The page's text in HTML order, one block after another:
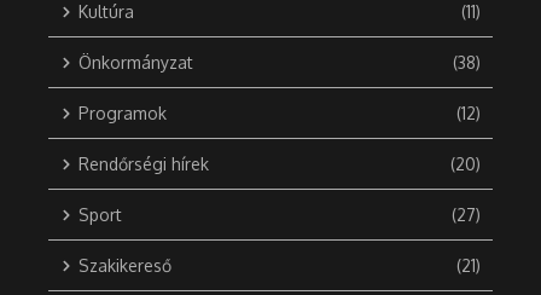
Kultúra (11)
Önkormányzat (38)
Programok (12)
Rendőrségi hírek (20)
Sport (27)
Szakikereső (21)